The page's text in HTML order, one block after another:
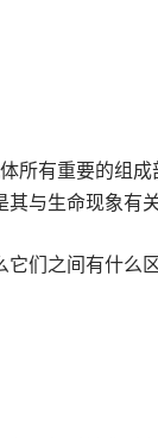
所有重要的组
与生命现象有关
们之间有什么区